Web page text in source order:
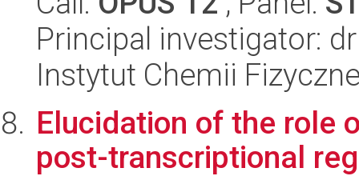
Principal investigator:
Instytut Chemii
Elucidation of the role
post-transcriptional